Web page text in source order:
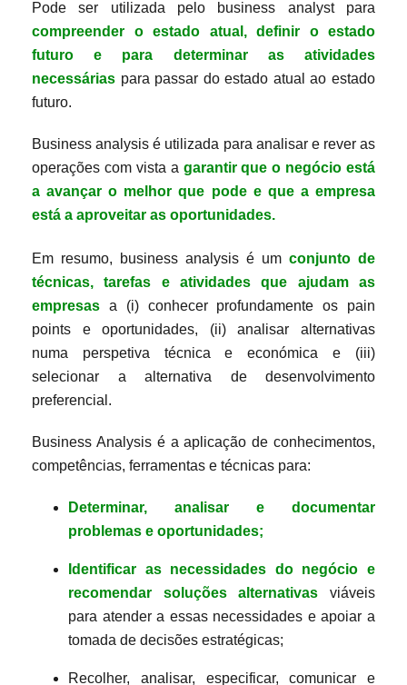
Pode ser utilizada pelo business analyst para
compreender o estado atual, definir o estado
futuro e para determinar as atividades
necessárias para passar do estado atual ao estado
futuro.
Business analysis é utilizada para analisar e rever as
operações com vista a garantir que o negócio está
a avançar o melhor que pode e que a empresa
está a aproveitar as oportunidades.
Em resumo, business analysis é um conjunto de
técnicas, tarefas e atividades que ajudam as
empresas a (i) conhecer profundamente os pain
points e oportunidades, (ii) analisar alternativas
numa perspetiva técnica e económica e (iii)
selecionar a alternativa de desenvolvimento
preferencial.
Business Analysis é a aplicação de conhecimentos,
competências, ferramentas e técnicas para:
Determinar, analisar e documentar
problemas e oportunidades;
Identificar as necessidades do negócio e
recomendar soluções alternativas viáveis
para atender a essas necessidades e apoiar a
tomada de decisões estratégicas;
Recolher, analisar, especificar, comunicar e